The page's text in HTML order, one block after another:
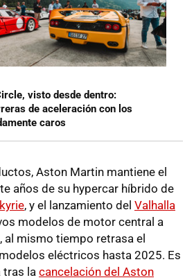
visto desde dentro:
de aceleración con los
caros
Aston Martin mantiene el
años de su hypercar híbrido de
, y el lanzamiento del Valhalla
modelos de motor central a
al mismo tiempo retrasa el
eléctricos hasta 2025. Es
tras la cancelación del Aston